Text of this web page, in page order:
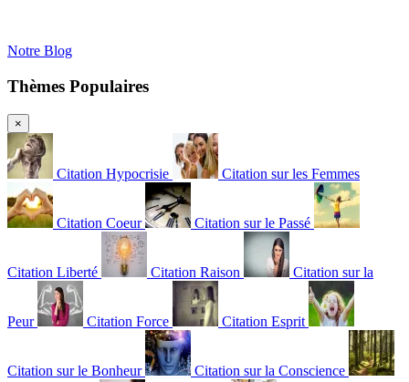
Notre Blog
Thèmes Populaires
×
Citation Hypocrisie Citation sur les Femmes
Citation Coeur Citation sur le Passé
Citation Liberté Citation Raison Citation sur la
Peur Citation Force Citation Esprit
Citation sur le Bonheur Citation sur la Conscience